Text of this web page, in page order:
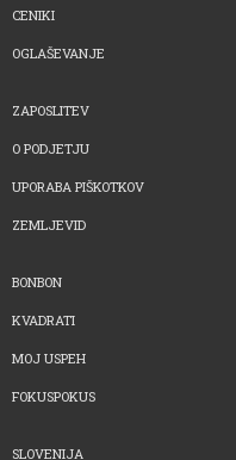
CENIKI
OGLAŠEVANJE
ZAPOSLITEV
O PODJETJU
UPORABA PIŠKOTKOV
ZEMLJEVID
BONBON
KVADRATI
MOJ USPEH
FOKUSPOKUS
SLOVENIJA